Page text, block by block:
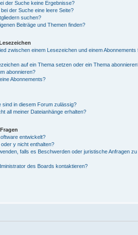
der Suche keine Ergebnisse?
der Suche eine leere Seite?
suchen?
Beiträge und Themen finden?
zwischen einem Lesezeichen und einem Abonnements
auf ein Thema setzen oder ein Thema
abonnieren?
Abonnements?
sind in diesem Forum zulässig?
all meiner Dateianhänge erhalten?
entwickelt?
y nicht enthalten?
falls es Beschwerden oder juristische Anfragen
des Boards kontaktieren?